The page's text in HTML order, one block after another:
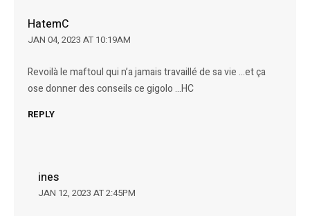
HatemC
JAN 04, 2023 AT 10:19AM
Revoilà le maftoul qui n’a jamais travaillé de sa vie …et ça
ose donner des conseils ce gigolo …HC
REPLY
ines
JAN 12, 2023 AT 2:45PM